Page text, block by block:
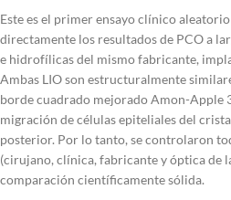
Este es el primer ensayo clínico
directamente los resultados de PCO a
e hidrofílicas del mismo fabricante,
Ambas LIO son estructuralmente
borde cuadrado mejorado Amon-Apple
migración de células epiteliales del
posterior. Por lo tanto, se controlaron
(cirujano, clínica, fabricante y óptica de
comparación científicamente sólida.